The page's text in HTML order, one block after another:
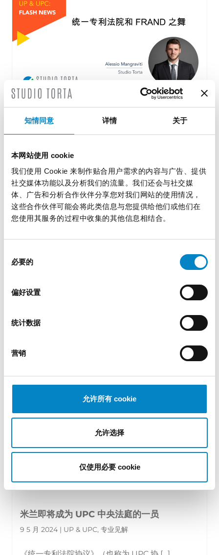
知情同意 详情 关于
本网站使用 cookie
我们使用 Cookie 来制作贴合用户需求的内容与广告、提供
社交媒体功能以及分析我们的流量。我们还会与社交媒
体、广告和分析合作伙伴分享您对我们网站的使用情况，
这些合作伙伴可能会将此类信息与您提供给他们或他们在
您使用其服务的过程中收集的其他信息相结合。
必要的
偏好设置
统计数据
营销
允许所有 cookie
允许选择
仅使用必要 cookie
统一专利法院和FRAND之舞
标准必要专利在欧洲进行诉讼的新时代？ 统 […]
Studio Torta: 145 年的历史，展望未来与创
新
米兰即将成为 UPC 中央法庭的一员
9 5 月 2024 | UP & UPC, 专业见解